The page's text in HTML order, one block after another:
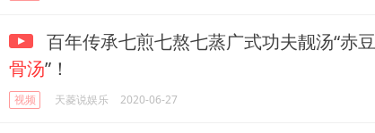
百年传承七煎七熬七蒸广式功夫靓汤“赤豆
骨汤”！
视频 天菱说娱乐 2020-06-27